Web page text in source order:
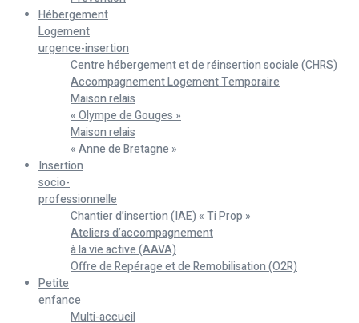
Hébergement
Logement
urgence-insertion
Centre hébergement et de réinsertion sociale (CHRS)
Accompagnement Logement Temporaire
Maison relais
« Olympe de Gouges »
Maison relais
« Anne de Bretagne »
Insertion
socio-
professionnelle
Chantier d’insertion (IAE) « Ti Prop »
Ateliers d’accompagnement
à la vie active (AAVA)
Offre de Repérage et de Remobilisation (O2R)
Petite
enfance
Multi-accueil